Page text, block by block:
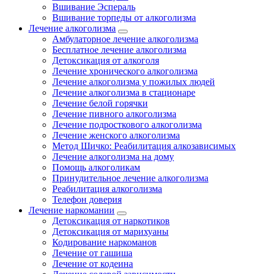
Вшивание Эспераль
Вшивание торпеды от алкоголизма
Лечение алкоголизма
Амбулаторное лечение алкоголизма
Бесплатное лечение алкоголизма
Детоксикация от алкоголя
Лечение хронического алкоголизма
Лечение алкоголизма у пожилых людей
Лечение алкоголизма в стационаре
Лечение белой горячки
Лечение пивного алкоголизма
Лечение подросткового алкоголизма
Лечение женского алкоголизма
Метод Шичко: Реабилитация алкозависимых
Лечение алкоголизма на дому
Помощь алкоголикам
Принудительное лечение алкоголизма
Реабилитация алкоголизма
Телефон доверия
Лечение наркомании
Детоксикация от наркотиков
Детоксикация от марихуаны
Кодирование наркоманов
Лечение от гашиша
Лечение от кодеина